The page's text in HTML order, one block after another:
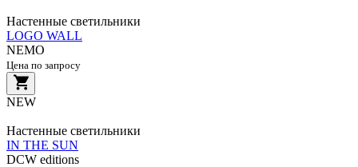
Настенные светильники
LOGO WALL
NEMO
Цена по запросу
NEW
Настенные светильники
IN THE SUN
DCW editions